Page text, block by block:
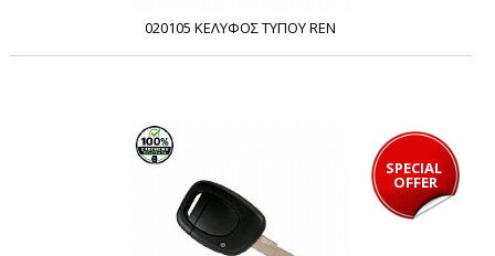
020105 ΚΕΛΥΦΟΣ ΤΥΠΟΥ REN
SPECIAL
OFFER